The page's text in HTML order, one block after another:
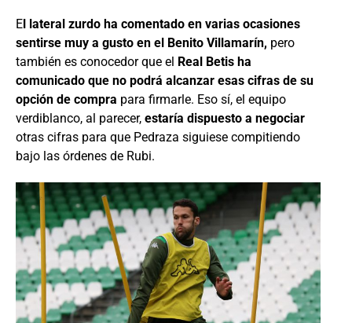
El lateral zurdo ha comentado en varias ocasiones
sentirse muy a gusto en el Benito Villamarín, pero
también es conocedor que el Real Betis ha
comunicado que no podrá alcanzar esas cifras de su
opción de compra para firmarle. Eso sí, el equipo
verdiblanco, al parecer, estaría dispuesto a negociar
otras cifras para que Pedraza siguiese compitiendo
bajo las órdenes de Rubi.